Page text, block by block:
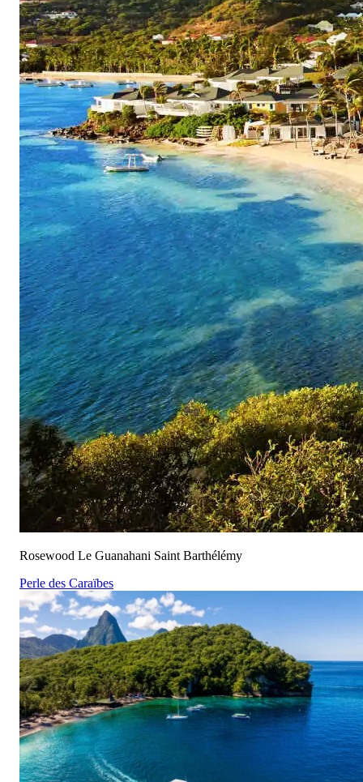
Rosewood Le Guanahani Saint Barthélémy
Perle des Caraïbes